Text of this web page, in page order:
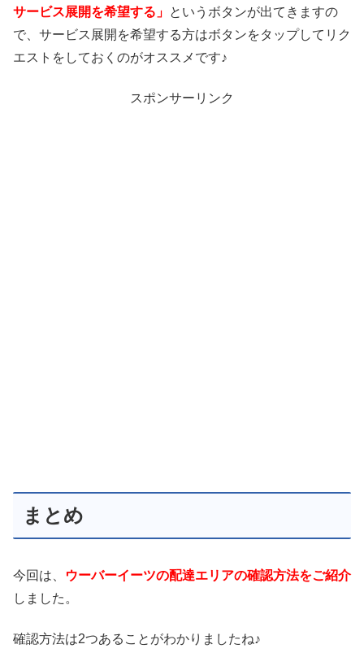
サービス展開を希望する」 というボタンが出てきますの
で、サービス展開を希望する方はボタンをタップしてリク
エストをしておくのがオススメです♪
スポンサーリンク
まとめ
今回は、
ウーバーイーツの配達エリアの確認方法をご紹介
しました。
確認方法は2つあることがわかりましたね♪